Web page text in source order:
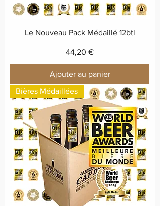
Le Nouveau Pack Médaillé 12btl
Prix
44,20 €
Ajouter au panier
Bières Médaillées